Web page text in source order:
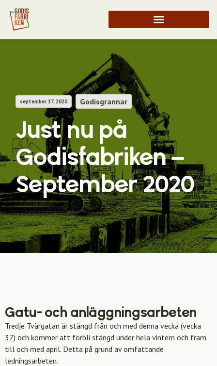
september 17, 2020 Godisgrannar
Just nu på
Godisfabriken –
September 2020
Gatu- och anläggningsarbeten
Tredje Tvärgatan är stängd från och med denna vecka (vecka
37) och kommer att förbli stängd under hela vintern och fram
till och med april. Detta på grund av omfattande
ledningsarbeten.